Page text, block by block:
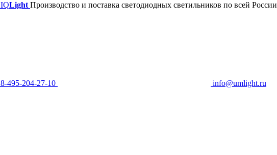
IQLight Производство и поставка светодиодных светильников по всей России
8-495-204-27-10
info@umlight.ru